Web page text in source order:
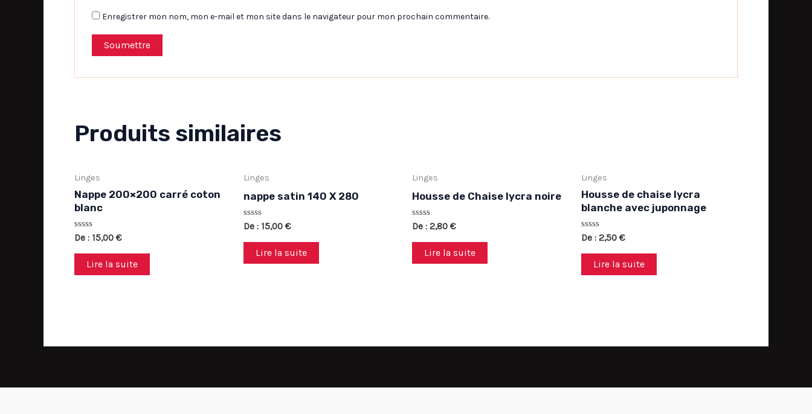
Enregistrer mon nom, mon e-mail et mon site dans le navigateur pour mon prochain commentaire.
Produits similaires
Linges
Nappe 200×200 carré coton
blanc
Note
sur
De : 15,00 €
Lire la suite
Linges
nappe satin 140 X 280
Note
sur
De : 15,00 €
Lire la suite
Linges
Housse de Chaise lycra noire
Note
sur
De : 2,80 €
Lire la suite
Linges
Housse de chaise lycra
blanche avec juponnage
Note
sur
De : 2,50 €
Lire la suite